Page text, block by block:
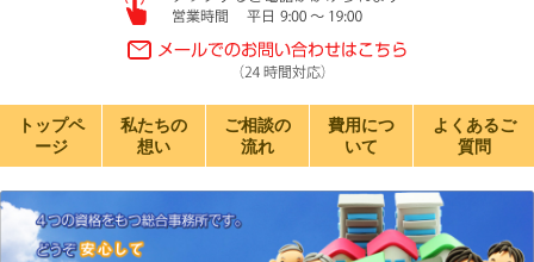
トップペ
ージ
私たちの
想い
ご相談の
流れ
費用につ
いて
よくあるご
質問